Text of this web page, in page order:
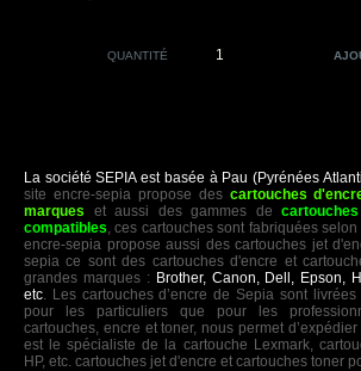
QUANTITÉ
La société SEPIA est basée à Pau (Pyrénées
site encre-sepia propose des cartouches
marques et aussi des gammes de
compatibles, ces cartouches sont fabriquées
encre-sepia propose aussi des cartouches jet
sepia ce sont des cartouches d'encre et
grandes marques : Brother, Canon, Dell, Epson,
etc. Les cartouches d’encre de Sepia sont
pour les particuliers que pour les
cartouches, encre et toner, nous permet d’expédier
est le spécialiste de la cartouche Lexmark,
HP, etc. cartouches jet d'encre et cartouches toner